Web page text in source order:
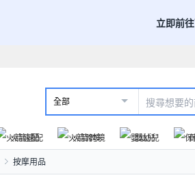
立即前
全部
火箭速配 火箭跨境 嬰幼兒
按摩用品